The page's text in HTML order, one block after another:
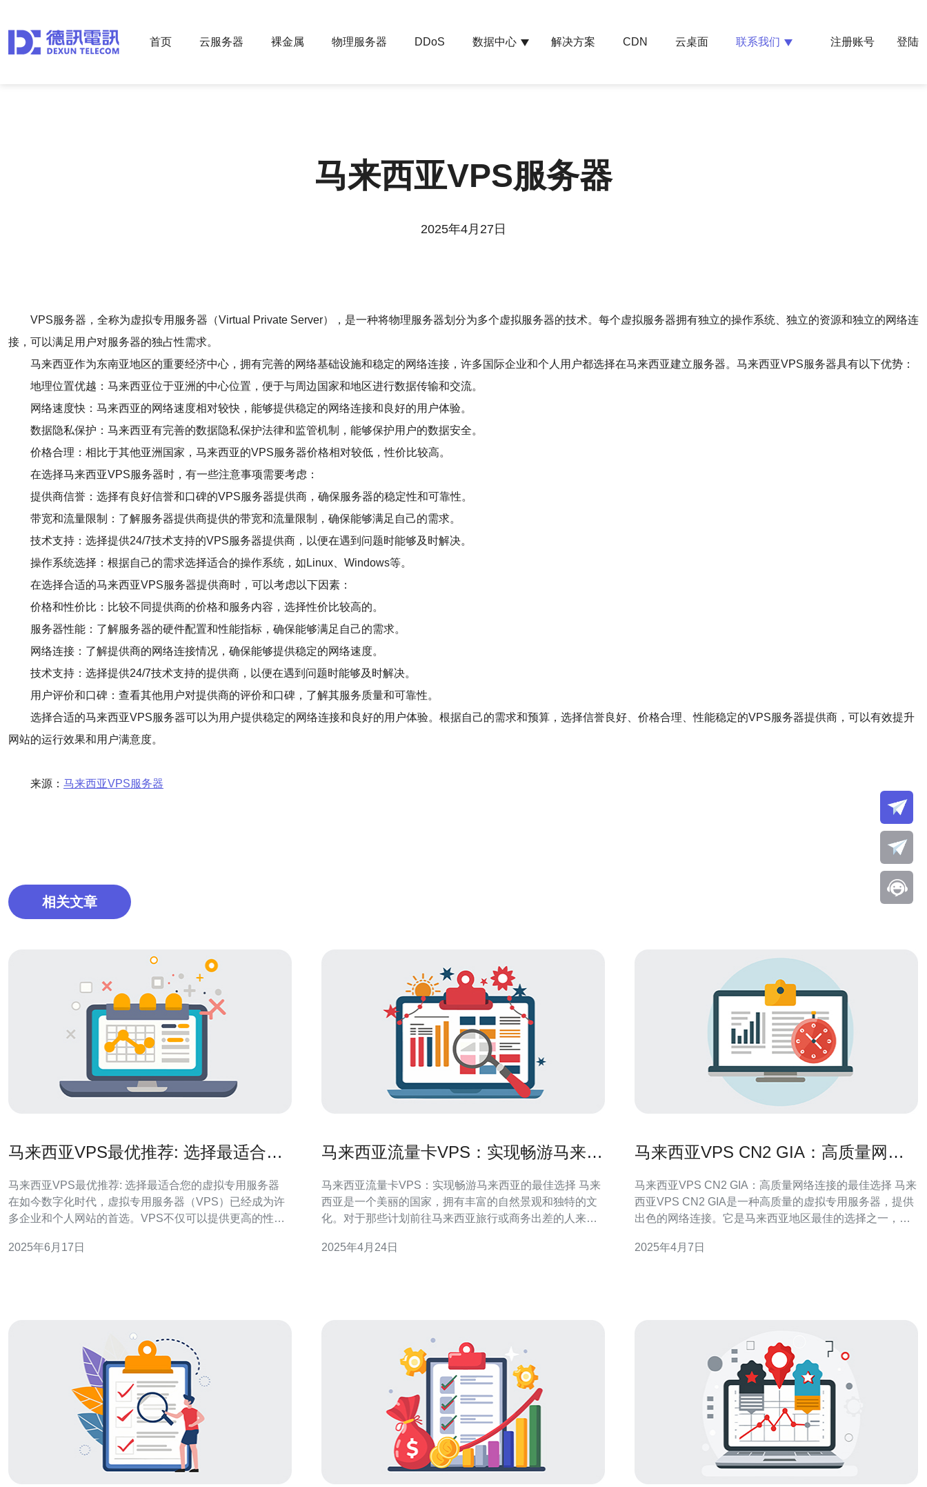
首页 云服务器 裸金属 物理服务器 DDoS 数据中心 解决方案 CDN 云桌面 联系我们 注册账号 登陆
马来西亚VPS服务器
2025年4月27日
VPS服务器，全称为虚拟专用服务器（Virtual Private Server），是一种将物理服务器划分为多个虚拟服务器的技术。每个虚拟服务器拥有独立的操作系统、独立的资源和独立的网络连
接，可以满足用户对服务器的独占性需求。
马来西亚作为东南亚地区的重要经济中心，拥有完善的网络基础设施和稳定的网络连接，许多国际企业和个人用户都选择在马来西亚建立服务器。马来西亚VPS服务器具有以下优势：
地理位置优越：马来西亚位于亚洲的中心位置，便于与周边国家和地区进行数据传输和交流。
网络速度快：马来西亚的网络速度相对较快，能够提供稳定的网络连接和良好的用户体验。
数据隐私保护：马来西亚有完善的数据隐私保护法律和监管机制，能够保护用户的数据安全。
价格合理：相比于其他亚洲国家，马来西亚的VPS服务器价格相对较低，性价比较高。
在选择马来西亚VPS服务器时，有一些注意事项需要考虑：
提供商信誉：选择有良好信誉和口碑的VPS服务器提供商，确保服务器的稳定性和可靠性。
带宽和流量限制：了解服务器提供商提供的带宽和流量限制，确保能够满足自己的需求。
技术支持：选择提供24/7技术支持的VPS服务器提供商，以便在遇到问题时能够及时解决。
操作系统选择：根据自己的需求选择适合的操作系统，如Linux、Windows等。
在选择合适的马来西亚VPS服务器提供商时，可以考虑以下因素：
价格和性价比：比较不同提供商的价格和服务内容，选择性价比较高的。
服务器性能：了解服务器的硬件配置和性能指标，确保能够满足自己的需求。
网络连接：了解提供商的网络连接情况，确保能够提供稳定的网络速度。
技术支持：选择提供24/7技术支持的提供商，以便在遇到问题时能够及时解决。
用户评价和口碑：查看其他用户对提供商的评价和口碑，了解其服务质量和可靠性。
选择合适的马来西亚VPS服务器可以为用户提供稳定的网络连接和良好的用户体验。根据自己的需求和预算，选择信誉良好、价格合理、性能稳定的VPS服务器提供商，可以有效提升
网站的运行效果和用户满意度。
来源： 马来西亚VPS服务器
相关文章
马来西亚VPS最优推荐: 选择最适合您
马来西亚VPS最优推荐: 选择最适合您的虚拟专用服务器
在如今数字化时代，虚拟专用服务器（VPS）已经成为许
多企业和个人网站的首选。VPS不仅可以提供更高的性能
选择VPS时，马来西亚是一个备受推崇的选择，因为这里
2025年6月17日
马来西亚流量卡VPS：实现畅游马来西
马来西亚流量卡VPS：实现畅游马来西亚的最佳选择 马来
西亚是一个美丽的国家，拥有丰富的自然景观和独特的文
化。对于那些计划前往马来西亚旅行或商务出差的人来
卡VPS（Virtual Private Server）是实现畅游马来西亚的最
2025年4月24日
马来西亚VPS CN2 GIA：高质量网络
马来西亚VPS CN2 GIA：高质量网络连接的最佳选择 马来
西亚VPS CN2 GIA是一种高质量的虚拟专用服务器，提供
出色的网络连接。它是马来西亚地区最佳的选择之一，特
CN2 GIA提供的网络连接是高质量的，具有快速、稳定的
2025年4月7日